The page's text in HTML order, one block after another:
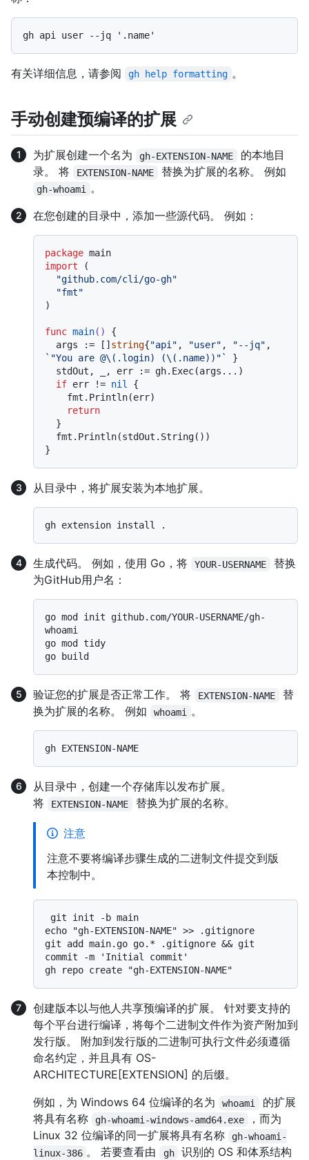
有关详细信息，请参阅 gh help formatting 。
手动创建预编译的扩展
为扩展创建一个名为 gh-EXTENSION-NAME
的本地目
录。 将
EXTENSION-NAME 替换为扩展的名称。 例如
gh-whoami
。
在您创建的目录中，添加一些源代码。 例如：
package
import (
"github.com/cli/go-gh"
"fmt"
)
func main()
{
  args := []
string{"api" , "user" , "--jq"
`"You are @\(.login) (\(.name))"`
}
if err != nil {
return
从目录中，将扩展安装为本地扩展。
生成代码。 例如，使用 Go，将 YOUR-USERNAME
替换
为GitHub用户名：
go mod init github.com/YOUR-USERNAME/gh-
whoami
go mod tidy
验证您的扩展是否正常工作。 将 EXTENSION-NAME
替
换为扩展的名称。 例如
whoami 。
从目录中，创建一个存储库以发布扩展。
将
EXTENSION-NAME 替换为扩展的名称。
注意
注意不要将编译步骤生成的二进制文件提交到版
本控制中。
echo "gh-EXTENSION-NAME" >> .gitignore
git add main.go go.* .gitignore && git
commit -m 'Initial commit'
创建版本以与他人共享预编译的扩展。 针对要支持的
每个平台进行编译，将每个二进制文件作为资产附加到
发行版。 附加到发行版的二进制可执行文件必须遵循
命名约定，并且具有 OS-
ARCHITECTURE[EXTENSION] 的后缀。
例如，为 Windows 64 位编译的名为
whoami
的扩展
将具有名称
gh-whoami-windows-amd64.exe
，而为
Linux 32 位编译的同一扩展将具有名称
gh-whoami-
linux-386 。 若要查看由 gh
识别的 OS 和体系结构